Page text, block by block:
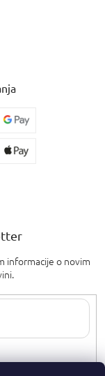
informacije o novim
privatnosti.